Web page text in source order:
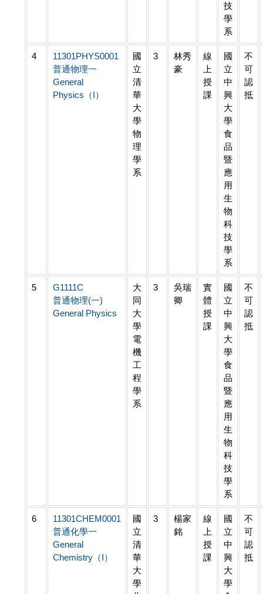
技
學
系
4
11301PHYS0001
普通物理一
General
Physics（I）
國
立
清
華
大
學
物
理
學
系
3
林秀
豪
線
上
授
課
國
立
中
興
大
學
食
品
暨
應
用
生
物
科
技
學
系
不
可
認
抵
5
G1111C
普通物理(一)
General Physics
大
同
大
學
電
機
工
程
學
系
3
吳瑞
卿
實
體
授
課
國
立
中
興
大
學
食
品
暨
應
用
生
物
科
技
學
系
不
可
認
抵
6
11301CHEM0001
普通化學一
General
Chemistry（I）
國
立
清
華
大
學
3
楊家
銘
線
上
授
課
國
立
中
興
大
學
不
可
認
抵